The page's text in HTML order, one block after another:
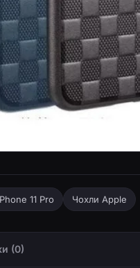
11 Pro (5.8&quot;) — Синій
11 Pro Чохли Apple
(0)